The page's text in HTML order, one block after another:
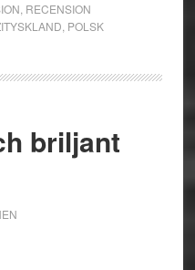
RECENSION
POLSK
briljant